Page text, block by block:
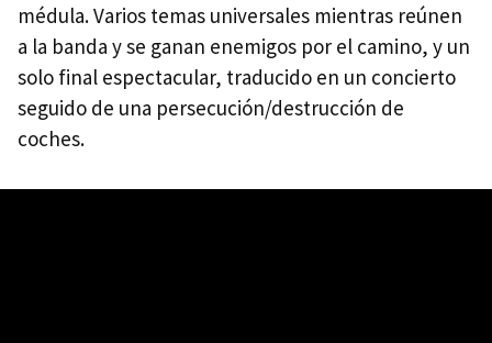
médula. Varios temas universales mientras reúnen
a la banda y se ganan enemigos por el camino, y un
solo final espectacular, traducido en un concierto
seguido de una persecución/destrucción de
coches.